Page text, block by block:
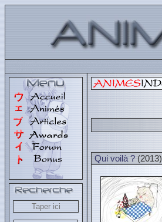
Qui voilà ? (2013)